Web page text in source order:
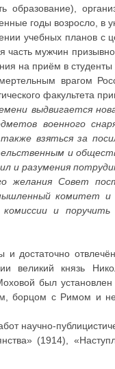
годы возросло, в
учебных планов с
часть мужчин
на приём в
врагом
факультета
выдвигается
военного
взяться за
и
и разумения
желания Совет
комитет и
комиссии и
и достаточно
великий князь
был
борцом с Римом и
научно-
(1914),